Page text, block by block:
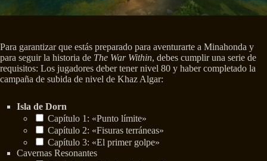
Para garantizar que estás preparado para aventurarte a Minahonda y
para seguir la historia de The War Within, debes cumplir una serie de
requisitos: Los jugadores deber tener nivel 80 y haber completado la
campaña de subida de nivel de Khaz Algar:
Isla de Dorn
Capítulo 1: «Punto límite»
Capítulo 2: «Fisuras terráneas»
Capítulo 3: «El primer golpe»
Cavernas Resonantes